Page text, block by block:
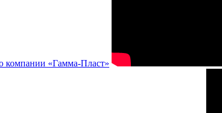
компании «Гамма-Пласт»